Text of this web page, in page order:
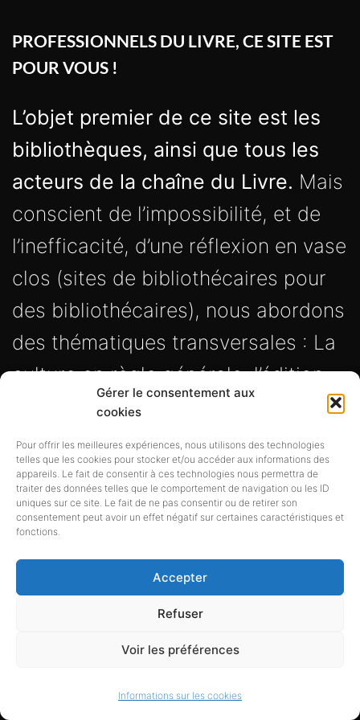
Gérer le consentement aux
cookies
Pour offrir les meilleures expériences, nous utilisons des technologies
telles que les cookies pour stocker et/ou accéder aux informations des
appareils. Le fait de consentir à ces technologies nous permettra de
traiter des données telles que le comportement de navigation ou les ID
uniques sur ce site. Le fait de ne pas consentir ou de retirer son
consentement peut avoir un effet négatif sur certaines caractéristiques et
fonctions.
Accepter
Refuser
Voir les préférences
Informations sur les cookies
PROFESSIONNELS DU LIVRE, CE SITE EST
POUR VOUS !
L’objet premier de ce site est les
bibliothèques, ainsi que tous les
acteurs de la chaîne du Livre. Mais
conscient de l’impossibilité, et de
l’inefficacité, d’une réflexion en vase
clos (sites de bibliothécaires pour
des bibliothécaires), nous abordons
des thématiques transversales : La
culture en règle générale, l’édition,
l’Internet, les TIC, les sciences
exactes, les sciences
humaines,etc.. Notre
questionnement est trans-
professionnel, multimédia, curieux
des autres et ouvert sur notre
monde en mutation. Le métier de
ses retombées culturelles,
éducationnelles, formatrices et